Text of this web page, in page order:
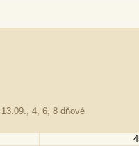
4, 6, 8 dňové